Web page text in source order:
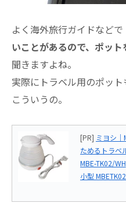
よく海外旅行ガイドなどで
いことがあるので、ポット
聞きますよね。
実際にトラベル用のポット
こういうの。
[PR] ミヨシ｜
ためるトラベ
MBE-TK02/
小型